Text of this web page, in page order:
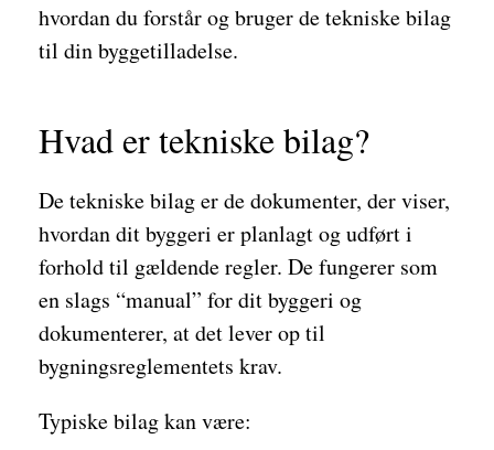
hvordan du forstår og bruger de tekniske bilag
til din byggetilladelse.
Hvad er tekniske bilag?
De tekniske bilag er de dokumenter, der viser,
hvordan dit byggeri er planlagt og udført i
forhold til gældende regler. De fungerer som
en slags “manual” for dit byggeri og
dokumenterer, at det lever op til
bygningsreglementets krav.
Typiske bilag kan være: